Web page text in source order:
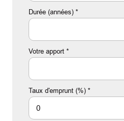
Durée (années) *
Votre apport *
Taux d'emprunt (%) *